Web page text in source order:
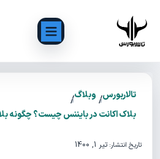
تالاربورس/ وبلاگ/
بلاک اکانت در بایننس چیست؟ چگونه
تاریخ انتشار:تیر 1, 1400